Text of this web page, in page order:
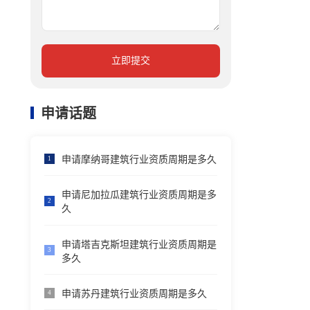
立即提交
申请话题
1 申请摩纳哥建筑行业资质周期是多久
2
申请尼加拉瓜建筑行业资质周期是多
久
3
申请塔吉克斯坦建筑行业资质周期是
多久
4 申请苏丹建筑行业资质周期是多久